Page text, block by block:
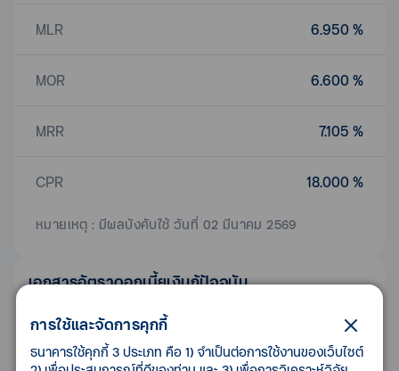
MLR 6.950 %
MOR 6.600 %
MRR 7.105 %
CPR 18.000 %
หมายเหตุ : มีผลบังคับใช้ วันที่ 02 มีนาคม 2569
เอกสารอัตราดอกเบี้ยเงินกู้ปัจจุบัน
รายการ ดาวน์โหลด
เอกสารประกาศอัตราดอกเบี้ยเงินกู้
การใช้และจัดการคุกกี้
ธนาคารใช้คุกกี้ 3 ประเภท คือ 1) จำเป็นต่อการใช้งานของเว็บไซต์